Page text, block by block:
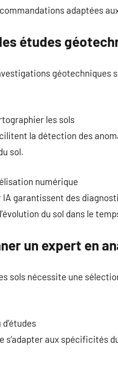
adaptées
études
les sols
la détection des
sol.
numérique
garantissent des
du sol dans le
un expert en
sols nécessite une
s’adapter aux spécificités